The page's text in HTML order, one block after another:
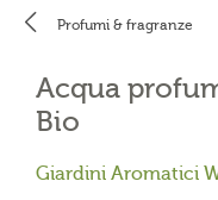
Profumi & fragranze
Acqua
Bio
Giardini Aromatici